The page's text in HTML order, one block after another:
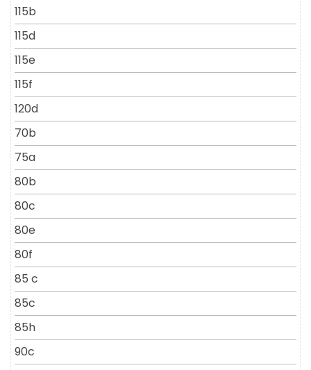
115b
115d
115e
115f
120d
70b
75a
80b
80c
80e
80f
85 c
85c
85h
90c